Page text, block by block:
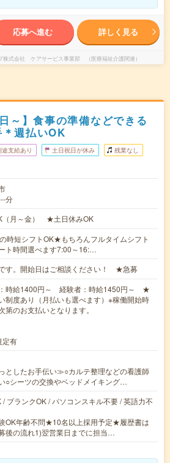
応募へ進む 詳しく見る
株式会社 ケアサービス事業部 （医療福祉介護関連）
～】食事の準備などできる
週払いOK
途支給あり 土日祝日が休み 残業なし
分
（月～金） ★土日休みOK
時短シフトOK★もちろんフルタイムシフト
ト時間選べます7:00～16:…
す。開始日はご相談ください！ ★急募
時給1400円～ 経験者：時給1450円～ ★
制度あり（月払いも選べます）※稼働開始時
第のお支払いとなります。
定有
としたお手伝い≫○カルテ整理などの看護師
○シーツの交換やベッドメイキング…
/ ブランクOK / パソコンスキル不要 / 英語力不
OK年齢不問★10名以上採用予定★履歴書は
後の流れ1)翌営業日までに担当…